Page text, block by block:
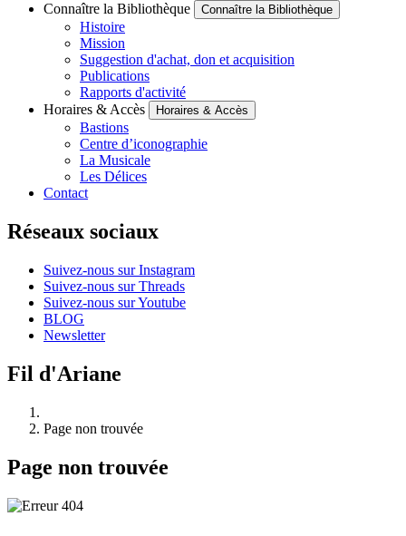
Connaître la Bibliothèque Connaître la Bibliothèque
Histoire
Mission
Suggestion d'achat, don et acquisition
Publications
Rapports d'activité
Horaires & Accès
Horaires & Accès
Bastions
Centre d’iconographie
La Musicale
Les Délices
Contact
Réseaux sociaux
Suivez-nous sur Instagram
Suivez-nous sur Threads
Suivez-nous sur Youtube
BLOG
Newsletter
Fil d'Ariane
Page non trouvée
Page non trouvée